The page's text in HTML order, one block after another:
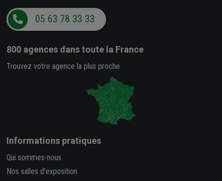
05 63 78 33 33
800 agences dans toute la France
Trouvez votre agence la plus proche
Informations pratiques
Qui sommes-nous
Nos salles d'exposition